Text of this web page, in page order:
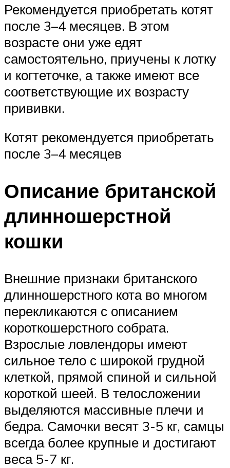
Рекомендуется приобретать котят
после 3–4 месяцев. В этом
возрасте они уже едят
самостоятельно, приучены к лотку
и когтеточке, а также имеют все
соответствующие их возрасту
прививки.
Котят рекомендуется приобретать
после 3–4 месяцев
Описание британской
длинношерстной
кошки
Внешние признаки британского
длинношерстного кота во многом
перекликаются с описанием
короткошерстного собрата.
Взрослые ловлендоры имеют
сильное тело с широкой грудной
клеткой, прямой спиной и сильной
короткой шеей. В телосложении
выделяются массивные плечи и
бедра. Самочки весят 3-5 кг, самцы
всегда более крупные и достигают
веса 5-7 кг.